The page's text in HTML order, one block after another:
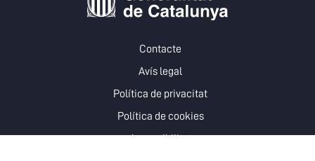
Contacte
Avís legal
Política de privacitat
Política de cookies
Accessibilitat